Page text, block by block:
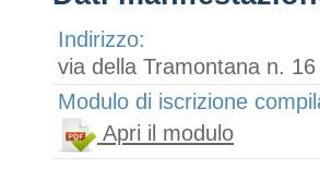
Indirizzo:
via della Tramontana n.
Modulo di iscrizione
Apri il modulo